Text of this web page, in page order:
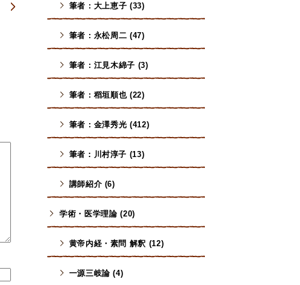
筆者 : 大上恵子 (33)
筆者 : 永松周二 (47)
筆者 : 江見木綿子 (3)
筆者 : 稻垣順也 (22)
筆者 : 金澤秀光 (412)
筆者：川村淳子 (13)
講師紹介 (6)
学術・医学理論 (20)
黄帝内経・素問 解釈 (12)
一源三岐論 (4)